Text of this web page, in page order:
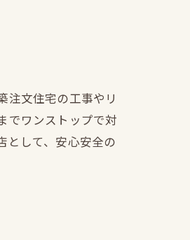
注文住宅の工事やリ
でワンストップで対
として、安心安全の